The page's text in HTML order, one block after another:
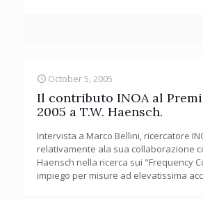
October 5, 2005
Il contributo INOA al
2005 a T.W. Haensch.
Intervista a Marco Bellini, ricercatore
relativamente ala sua collaborazione
Haensch nella ricerca sui "Frequency
impiego per misure ad elevatissima